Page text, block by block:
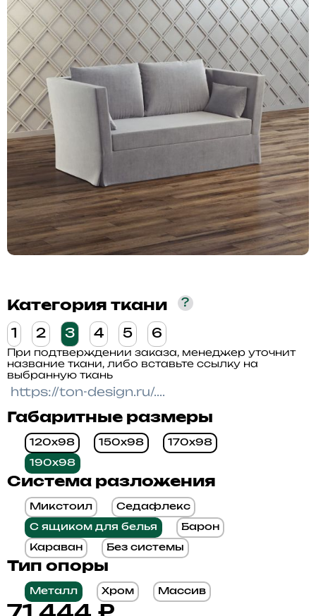
Категория ткани ?
1 2 3 4 5 6
При подтверждении заказа, менеджер уточнит
название ткани, либо вставьте ссылку на
выбранную ткань
Габаритные размеры
120x98 150x98 170x98
190x98
Система разложения
Микстоил Седафлекс
С ящиком для белья Барон
Караван Без системы
Тип опоры
Металл Хром Массив